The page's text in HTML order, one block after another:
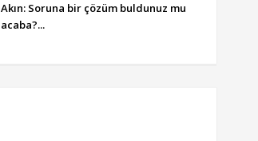
Akın: Soruna bir çözüm buldunuz mu
acaba?...